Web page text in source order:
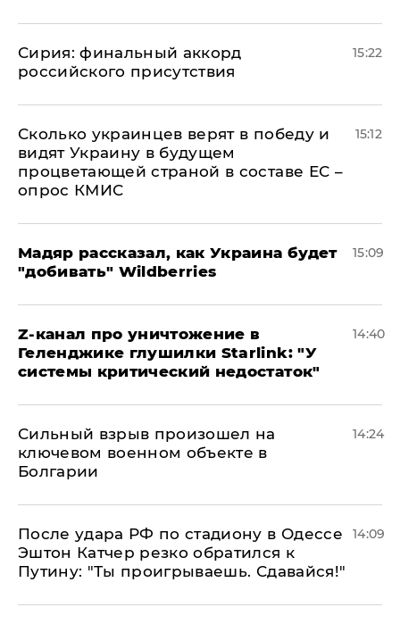
​Сирия: финальный аккорд
российского присутствия
15:22
Сколько украинцев верят в победу и
видят Украину в будущем
процветающей страной в составе ЕС –
опрос КМИС
15:12
Мадяр рассказал, как Украина будет
"добивать" Wildberries
15:09
Z-канал про уничтожение в
Геленджике глушилки Starlink: "У
системы критический недостаток"
14:40
Сильный взрыв произошел на
ключевом военном объекте в
Болгарии
14:24
После удара РФ по стадиону в Одессе
Эштон Катчер резко обратился к
Путину: "Ты проигрываешь. Сдавайся!"
14:09